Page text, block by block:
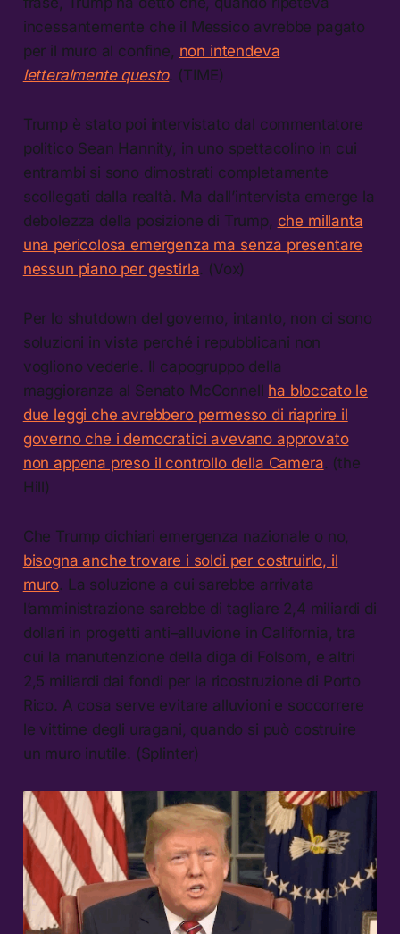
incessantemente che il Messico avrebbe pagato
per il muro al confine, non intendeva
letteralmente questo. (TIME)
Trump è stato poi intervistato dal commentatore
politico Sean Hannity, in uno spettacolino in cui
entrambi si sono dimostrati completamente
scollegati dalla realtà. Ma dall’intervista emerge la
debolezza della posizione di Trump, che millanta
una pericolosa emergenza ma senza presentare
nessun piano per gestirla. (Vox)
Per lo shutdown del governo, intanto, non ci sono
soluzioni in vista perché i repubblicani non
vogliono vederle. Il capogruppo della
maggioranza al Senato McConnell ha bloccato le
due leggi che avrebbero permesso di riaprire il
governo che i democratici avevano approvato
non appena preso il controllo della Camera. (the
Hill)
Che Trump dichiari emergenza nazionale o no,
bisogna anche trovare i soldi per costruirlo, il
muro. La soluzione a cui sarebbe arrivata
l’amministrazione sarebbe di tagliare 2,4 miliardi di
dollari in progetti anti–alluvione in California, tra
cui la manutenzione della diga di Folsom, e altri
2,5 miliardi dai fondi per la ricostruzione di Porto
Rico. A cosa serve evitare alluvioni e soccorrere
le vittime degli uragani, quando si può costruire
un muro inutile. (Splinter)